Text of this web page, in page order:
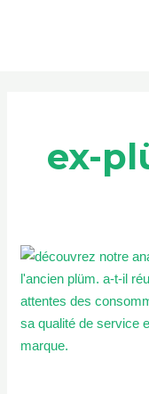
ex-
Octopus
Energy
avis
:
l’ex-